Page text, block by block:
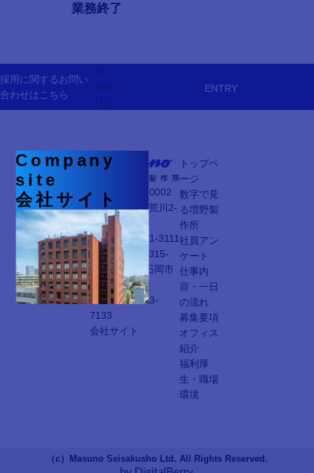
Company
site
会社サイト
業務終了
採用に関するお問い
合わせはこちら
03-
3891-
3111
ENTRY
本社 〒116-0002
東京都荒川区荒川2-
1-5
TEL：03-3891-3111
石岡工場 〒315-
0002 茨城県石岡市
柏原1-3
TEL：0299-23-
7133
会社サイト
トップペ
ージ
数字で見
る増野製
作所
社員アン
ケート
仕事内
容・一日
の流れ
募集要項
オフィス
紹介
福利厚
生・職場
環境
（c）Masuno Seisakusho Ltd. All Rights Reserved.